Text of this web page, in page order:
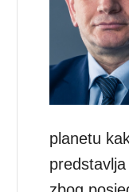
planetu